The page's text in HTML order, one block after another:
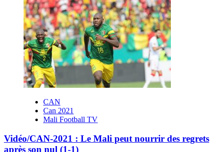
CAN
Can 2021
Mali Football TV
Vidéo/CAN-2021 : Le Mali peut nourrir des regrets
après son nul (1-1)